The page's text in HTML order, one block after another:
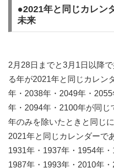
●2021年と同じカレン
未来
2月28日までと3月1日以降
る年が2021年と同じカレン
年・2038年・2049年・
年・2094年・2100年が同じ
年のみを除いたときと同じ
2021年と同じカレンダーで
1931年・1937年・1954年
1987年・1993年・2010年・